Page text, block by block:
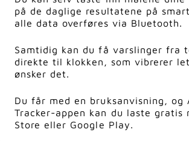
på de daglige resultatene på
alle data overføres via Bluetooth.
Samtidig kan du få varslinger fra
direkte til klokken, som vibrerer
ønsker det.
Du får med en bruksanvisning, og
Tracker-appen kan du laste gratis
Store eller Google Play.